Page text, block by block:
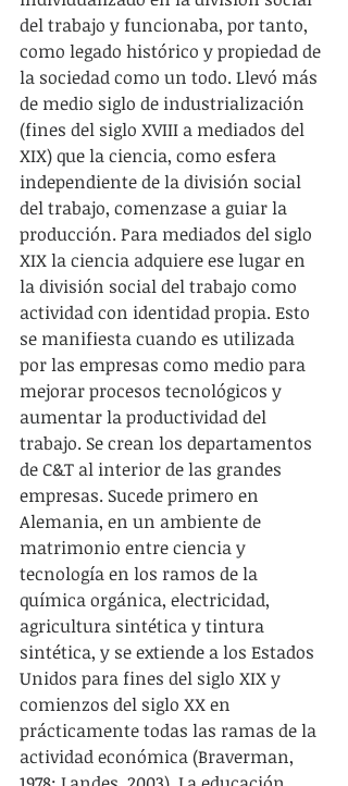
del trabajo y funcionaba, por tanto,
como legado histórico y propiedad de
la sociedad como un todo. Llevó más
de medio siglo de industrialización
(fines del siglo XVIII a mediados del
XIX) que la ciencia, como esfera
independiente de la división social
del trabajo, comenzase a guiar la
producción. Para mediados del siglo
XIX la ciencia adquiere ese lugar en
la división social del trabajo como
actividad con identidad propia. Esto
se manifiesta cuando es utilizada
por las empresas como medio para
mejorar procesos tecnológicos y
aumentar la productividad del
trabajo. Se crean los departamentos
de C&T al interior de las grandes
empresas. Sucede primero en
Alemania, en un ambiente de
matrimonio entre ciencia y
tecnología en los ramos de la
química orgánica, electricidad,
agricultura sintética y tintura
sintética, y se extiende a los Estados
Unidos para fines del siglo XIX y
comienzos del siglo XX en
prácticamente todas las ramas de la
actividad económica (Braverman,